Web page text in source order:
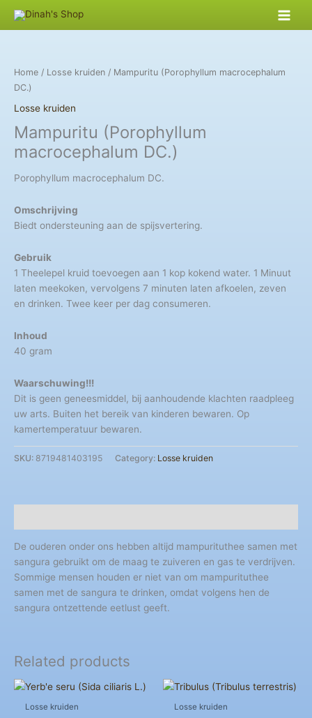
Home / Losse kruiden / Mampuritu (Porophyllum macrocephalum
DC.)
Losse kruiden
Mampuritu (Porophyllum
macrocephalum DC.)
Porophyllum macrocephalum DC.
Omschrijving
Biedt ondersteuning aan de spijsvertering.
Gebruik
1 Theelepel kruid toevoegen aan 1 kop kokend water. 1 Minuut
laten meekoken, vervolgens 7 minuten laten afkoelen, zeven
en drinken. Twee keer per dag consumeren.
Inhoud
40 gram
Waarschuwing!!!
Dit is geen geneesmiddel, bij aanhoudende klachten raadpleeg
uw arts. Buiten het bereik van kinderen bewaren. Op
kamertemperatuur bewaren.
SKU: 8719481403195 Category: Losse kruiden
De ouderen onder ons hebben altijd mampurituthee samen met
sangura gebruikt om de maag te zuiveren en gas te verdrijven.
Sommige mensen houden er niet van om mampurituthee
samen met de sangura te drinken, omdat volgens hen de
sangura ontzettende eetlust geeft.
Related products
Losse kruiden Losse kruiden